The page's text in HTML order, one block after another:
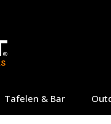
Tafelen & Bar